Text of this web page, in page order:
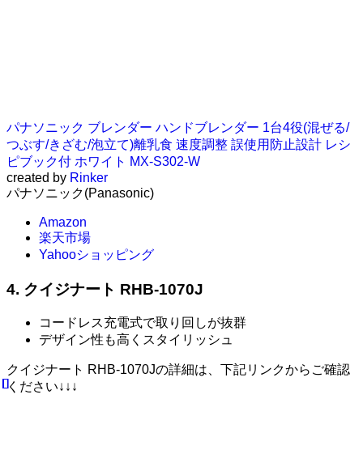
パナソニック ブレンダー ハンドブレンダー 1台4役(混ぜる/
つぶす/きざむ/泡立て)離乳食 速度調整 誤使用防止設計 レシ
ピブック付 ホワイト MX-S302-W
created by Rinker
パナソニック(Panasonic)
Amazon
楽天市場
Yahooショッピング
4. クイジナート RHB-1070J
コードレス充電式で取り回しが抜群
デザイン性も高くスタイリッシュ
クイジナート RHB-1070Jの詳細は、下記リンクからご確認
ください↓↓↓